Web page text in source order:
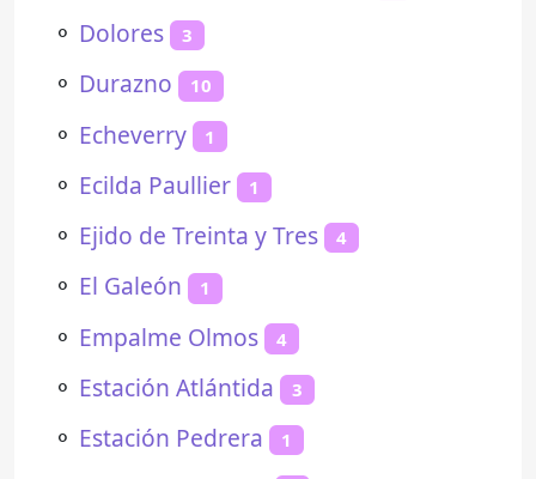
⚬ Dolores 3
⚬ Durazno 10
⚬ Echeverry 1
⚬ Ecilda Paullier 1
⚬ Ejido de Treinta y Tres 4
⚬ El Galeón 1
⚬ Empalme Olmos 4
⚬ Estación Atlántida 3
⚬ Estación Pedrera 1